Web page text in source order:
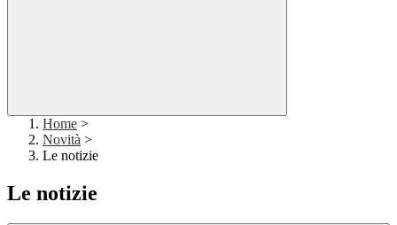
Home >
Novità >
Le notizie
Le notizie